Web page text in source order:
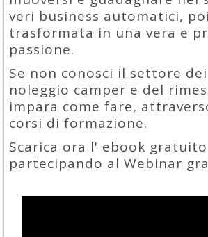
veri business automatici,
trasformata in una vera e
passione.
Se non conosci il settore
noleggio camper e del
impara come fare,
corsi di formazione.
Scarica ora l' ebook gratuito
partecipando al Webinar